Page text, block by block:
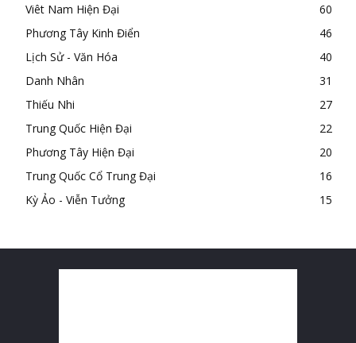
Viêt Nam Hiện Đại
60
Phương Tây Kinh Điển
46
Lịch Sử - Văn Hóa
40
Danh Nhân
31
Thiếu Nhi
27
Trung Quốc Hiện Đại
22
Phương Tây Hiện Đại
20
Trung Quốc Cổ Trung Đại
16
Kỳ Ảo - Viễn Tưởng
15